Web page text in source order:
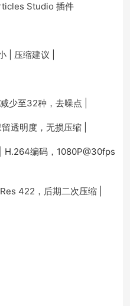
Studio 插件
| 压缩建议 |
少至32种，去噪点 |
透明度，无损压缩 |
H.264编码，1080P@30fps
422，后期二次压缩 |